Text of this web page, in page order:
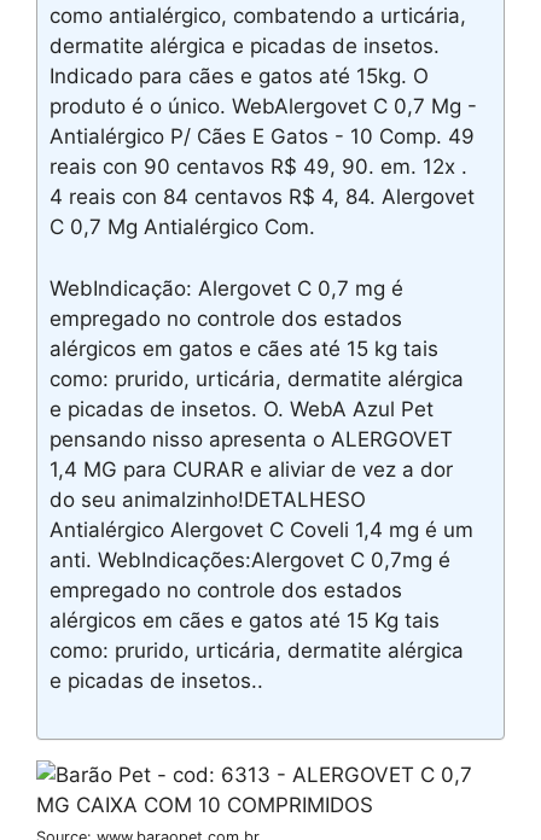
como antialérgico, combatendo a urticária,
dermatite alérgica e picadas de insetos.
Indicado para cães e gatos até 15kg. O
produto é o único. WebAlergovet C 0,7 Mg -
Antialérgico P/ Cães E Gatos - 10 Comp. 49
reais con 90 centavos R$ 49, 90. em. 12x .
4 reais con 84 centavos R$ 4, 84. Alergovet
C 0,7 Mg Antialérgico Com.
WebIndicação: Alergovet C 0,7 mg é
empregado no controle dos estados
alérgicos em gatos e cães até 15 kg tais
como: prurido, urticária, dermatite alérgica
e picadas de insetos. O. WebA Azul Pet
pensando nisso apresenta o ALERGOVET
1,4 MG para CURAR e aliviar de vez a dor
do seu animalzinho!DETALHESO
Antialérgico Alergovet C Coveli 1,4 mg é um
anti. WebIndicações:Alergovet C 0,7mg é
empregado no controle dos estados
alérgicos em cães e gatos até 15 Kg tais
como: prurido, urticária, dermatite alérgica
e picadas de insetos..